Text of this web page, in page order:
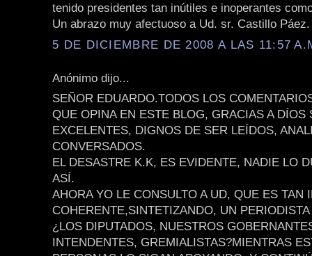
tenido presidentes tan inútiles e inoperantes
Un abrazo muy afectuoso a Ud. sr. Castillo
5 DE DICIEMBRE DE 2008 A LAS 11:57
Anónimo dijo...
SEÑOR EDUARDO.TODOS LOS
QUE OPINA EN ESTE BLOG, GRACIAS A DÍOS
EXCELENTES, DIGNOS DE SER LEÍDOS,
CONVERSADOS.
EL DESASTRE K.K, ES EVIDENTE, NADIE LO
ASÍ.
AHORA YO LE CONSULTO A UD, QUE ES TAN
COHERENTE,SINTETIZANDO, UN
¿LOS DIPUTADOS, NUESTROS
INTENDENTES, GREMIALISTAS?MIENTRAS